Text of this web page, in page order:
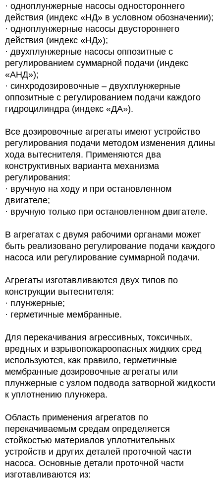
· одноплунжерные насосы одностороннего
действия (индекс «НД» в условном обозначении);
· одноплунжерные насосы двустороннего
действия (индекс «НД»);
· двухплунжерные насосы оппозитные с
регулированием суммарной подачи (индекс
«АНД»);
· синхродозировочные – двухплунжерные
оппозитные с регулированием подачи каждого
гидроцилиндра (индекс «ДА»).
Все дозировочные агрегаты имеют устройство
регулирования подачи методом изменения длины
хода вытеснителя. Применяются два
конструктивных варианта механизма
регулирования:
· вручную на ходу и при остановленном
двигателе;
· вручную только при остановленном двигателе.
В агрегатах с двумя рабочими органами может
быть реализовано регулирование подачи каждого
насоса или регулирование суммарной подачи.
Агрегаты изготавливаются двух типов по
конструкции вытеснителя:
· плунжерные;
· герметичные мембранные.
Для перекачивания агрессивных, токсичных,
вредных и взрывопожароопасных жидких сред
используются, как правило, герметичные
мембранные дозировочные агрегаты или
плунжерные с узлом подвода затворной жидкости
к уплотнению плунжера.
Область применения агрегатов по
перекачиваемым средам определяется
стойкостью материалов уплотнительных
устройств и других деталей проточной части
насоса. Основные детали проточной части
изготавливаются из: